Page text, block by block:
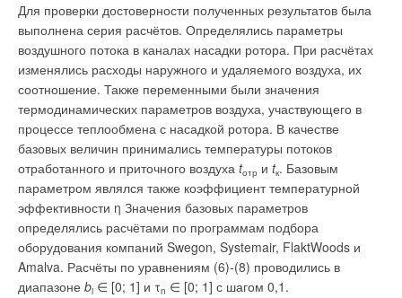
Для проверки достоверности полученных результатов была
выполнена серия расчётов. Определялись параметры
воздушного потока в каналах насадки ротора. При расчётах
изменялись расходы наружного и удаляемого воздуха, их
соотношение. Также переменными были значения
термодинамических параметров воздуха, участвующего в
процессе теплообмена с насадкой ротора. В качестве
базовых величин принимались температуры потоков
отработанного и приточного воздуха tотр и tк. Базовым
параметром являлся также коэффициент температурной
эффективности η Значения базовых параметров
определялись расчётами по программам подбора
оборудования компаний Swegon, Systemair, FlaktWoods и
Amalva. Расчёты по уравнениям (6)-(8) проводились в
диапазоне bi ∈ [0; 1] и τn ∈ [0; 1] с шагом 0,1.
«Вентэлектро» построена на импортируемых колёсах
фирмы «Гебхардт» и является лишь частично
«отечественной» продукцией.
Главное отличие «упрощённых» схем колёс от «сложных»,
как видно из сравнения, — это КПД, что приводит к
необходимости применять двигатели большей мощности для
получения необходимых параметров.
Наряду с перечисленными вариантами колёс вентиляторов,
есть значительный сегмент вентиляторов «муляжей».
Аэродинамика данных изделий никогда не снималась в